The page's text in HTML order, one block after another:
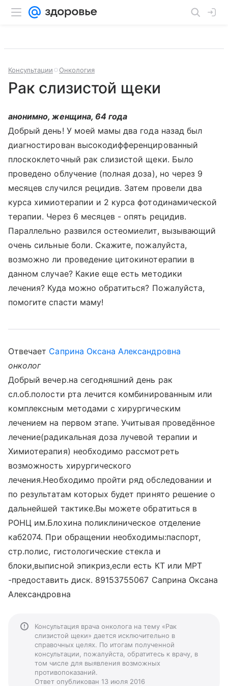
Консультации Онкология
Рак слизистой щеки
анонимно, женщина, 64 года
Добрый день! У моей мамы два года назад был
диагностирован высокодифференцированный
плоскоклеточный рак слизистой щеки. Было
проведено облучение (полная доза), но через 9
месяцев случился рецидив. Затем провели два
курса химиотерапии и 2 курса фотодинамической
терапии. Через 6 месяцев - опять рецидив.
Параллельно развился остеомиелит, вызывающий
очень сильные боли. Скажите, пожалуйста,
возможно ли проведение цитокинотерапии в
данном случае? Какие еще есть методики
лечения? Куда можно обратиться? Пожалуйста,
помогите спасти маму!
Отвечает Саприна Оксана Александровна
онколог
Добрый вечер.на сегодняшний день рак
сл.об.полости рта лечится комбинированным или
комплексным методами с хирургическим
лечением на первом этапе. Учитывая проведённое
лечение(радикальная доза лучевой терапии и
Химиотерапия) необходимо рассмотреть
возможность хирургического
лечения.Необходимо пройти ряд обследовании и
по результатам которых будет принято решение о
дальнейшей тактике.Вы можете обратиться в
РОНЦ им.Блохина поликлиническое отделение
каб2074. При обращении необходимы:паспорт,
стр.полис, гистологические стекла и
блоки,выписной эпикриз,если есть КТ или МРТ
-предоставить диск. 89153755067 Саприна Оксана
Александровна
Консультация врача онколога на тему «Рак
слизистой щеки» дается исключительно в
справочных целях. По итогам полученной
консультации, пожалуйста, обратитесь к врачу, в
том числе для выявления возможных
противопоказаний.
Ответ опубликован 13 июля 2016